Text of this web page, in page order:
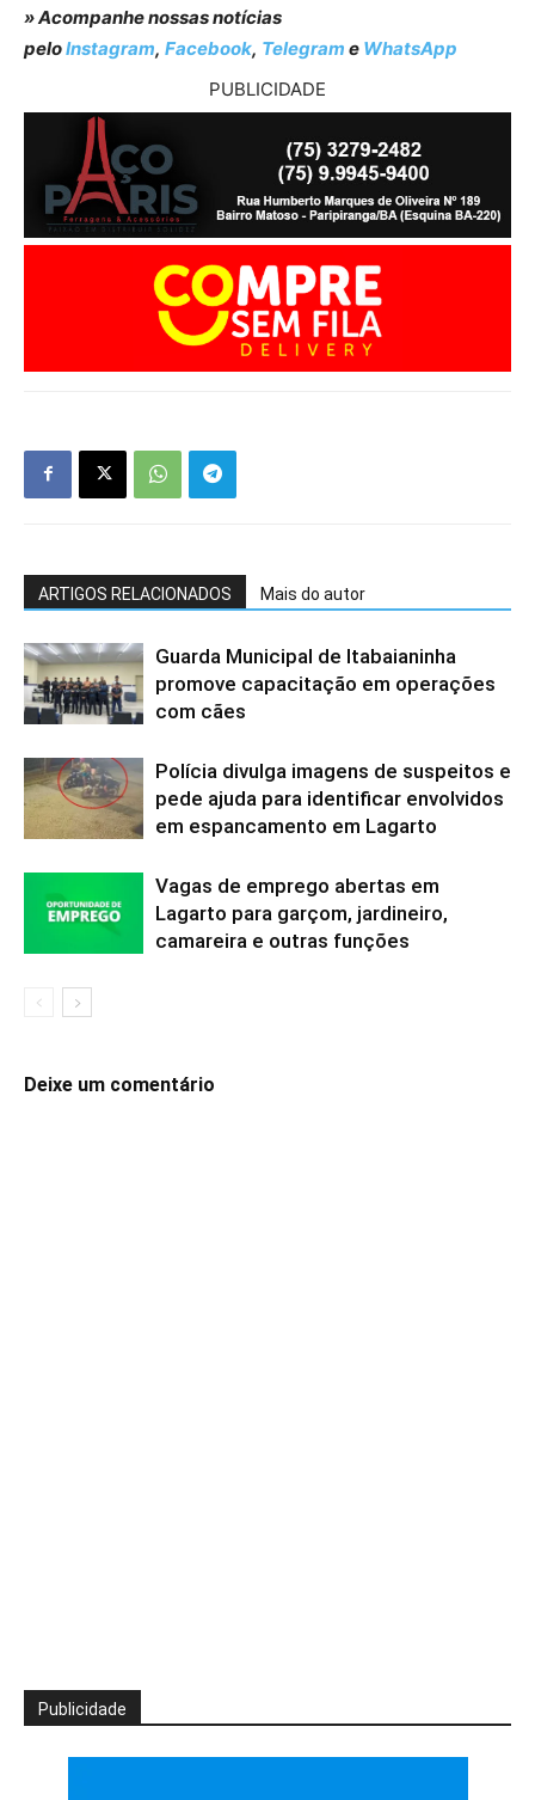
» Acompanhe nossas notícias
peloInstagram, Facebook, Telegram e WhatsApp
PUBLICIDADE
ARTIGOS RELACIONADOS Mais do autor
Guarda Municipal de Itabaianinha
promove capacitação em operações
com cães
Polícia divulga imagens de suspeitos e
pede ajuda para identificar envolvidos
em espancamento em Lagarto
Vagas de emprego abertas em
Lagarto para garçom, jardineiro,
camareira e outras funções
Deixe um comentário
Publicidade